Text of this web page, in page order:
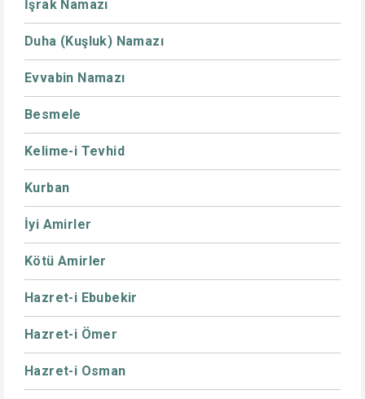
İşrak Namazı
Duha (Kuşluk) Namazı
Evvabin Namazı
Besmele
Kelime-i Tevhid
Kurban
İyi Amirler
Kötü Amirler
Hazret-i Ebubekir
Hazret-i Ömer
Hazret-i Osman